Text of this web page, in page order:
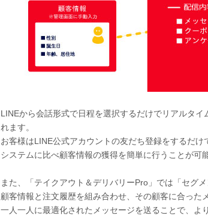
LINEから会話形式で日程を選択するだけでリアルタ
れます。
お客様はLINE公式アカウントの友だち登録をするだ
システムに比べ顧客情報の獲得を簡単に行うことが可
また、「テイクアウト＆デリバリーPro」では「セグ
顧客情報と注文履歴を組み合わせ、その顧客に合った
一人一人に最適化されたメッセージを送ることで、